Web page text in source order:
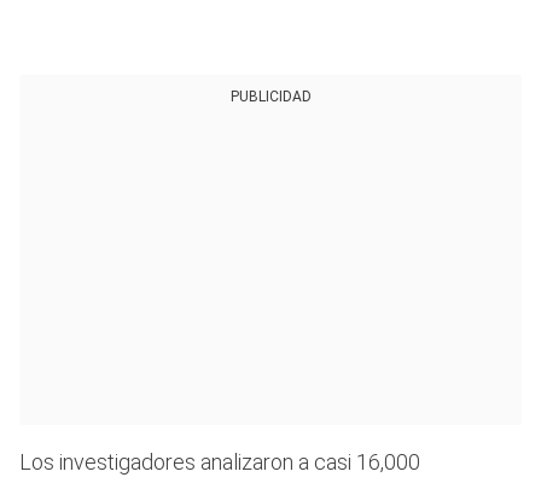
PUBLICIDAD
Los investigadores analizaron a casi 16,000